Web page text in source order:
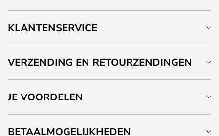
KLANTENSERVICE
VERZENDING EN RETOURZENDINGEN
JE VOORDELEN
BETAALMOGELIJKHEDEN